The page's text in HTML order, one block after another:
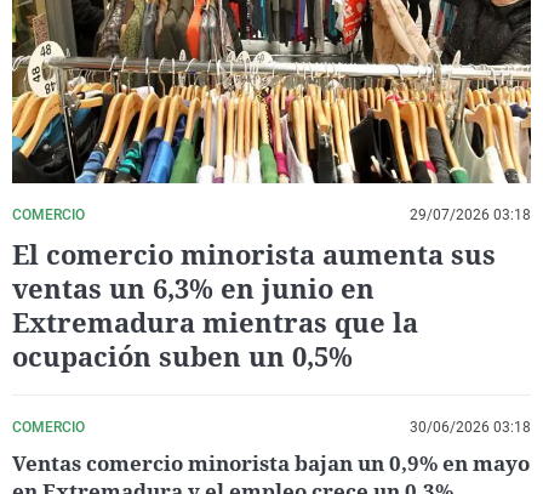
La rosa de los vientos
Gente viajera
Como el perro y el
Caso
Retornados
Equipo de
Operación Viuda
Extremadura
Galicia
La Rioja
Navarra
País Vasco
Virales
Televisión
Elecciones
COMERCIO 29/07/2026 03:18
El comercio minorista aumenta sus
ventas un 6,3% en junio en
Extremadura mientras que la
ocupación suben un 0,5%
COMERCIO 30/06/2026 03:18
Ventas comercio minorista bajan un 0,9% en mayo